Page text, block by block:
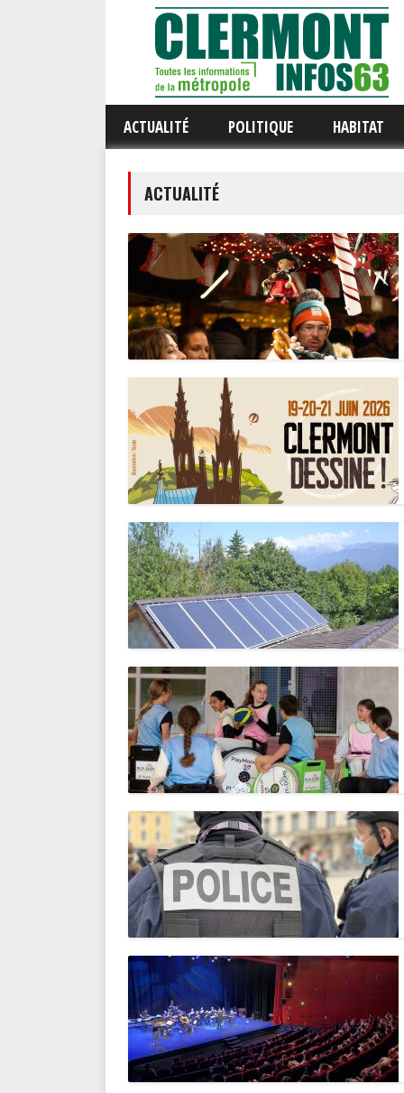
ACTUALITÉ POLITIQUE HABITAT
ACTUALITÉ